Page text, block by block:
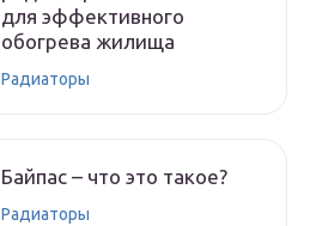
для эффективного
обогрева жилища
Радиаторы
Байпас – что это такое?
Радиаторы